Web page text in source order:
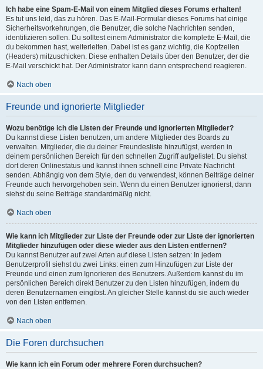
Ich habe eine Spam-E-Mail von einem Mitglied dieses Forums erhalten!
Es tut uns leid, das zu hören. Das E-Mail-Formular dieses Forums hat einige
Sicherheitsvorkehrungen, die Benutzer, die solche Nachrichten senden,
identifizieren sollen. Du solltest einem Administrator die komplette E-Mail, die
du bekommen hast, weiterleiten. Dabei ist es ganz wichtig, die Kopfzeilen
(Headers) mitzuschicken. Diese enthalten Details über den Benutzer, der die
E-Mail verschickt hat. Der Administrator kann dann entsprechend reagieren.
Nach oben
Freunde und ignorierte Mitglieder
Wozu benötige ich die Listen der Freunde und ignorierten Mitglieder?
Du kannst diese Listen benutzen, um andere Mitglieder des Boards zu
verwalten. Mitglieder, die du deiner Freundesliste hinzufügst, werden in
deinem persönlichen Bereich für den schnellen Zugriff aufgelistet. Du siehst
dort deren Onlinestatus und kannst ihnen schnell eine Private Nachricht
senden. Abhängig von dem Style, den du verwendest, können Beiträge deiner
Freunde auch hervorgehoben sein. Wenn du einen Benutzer ignorierst, dann
siehst du seine Beiträge standardmäßig nicht.
Nach oben
Wie kann ich Mitglieder zur Liste der Freunde oder zur Liste der ignorierten
Mitglieder hinzufügen oder diese wieder aus den Listen entfernen?
Du kannst Benutzer auf zwei Arten auf diese Listen setzen: In jedem
Benutzerprofil siehst du zwei Links: einen zum Hinzufügen zur Liste der
Freunde und einen zum Ignorieren des Benutzers. Außerdem kannst du im
persönlichen Bereich direkt Benutzer zu den Listen hinzufügen, indem du
deren Benutzernamen eingibst. An gleicher Stelle kannst du sie auch wieder
von den Listen entfernen.
Nach oben
Die Foren durchsuchen
Wie kann ich ein Forum oder mehrere Foren durchsuchen?